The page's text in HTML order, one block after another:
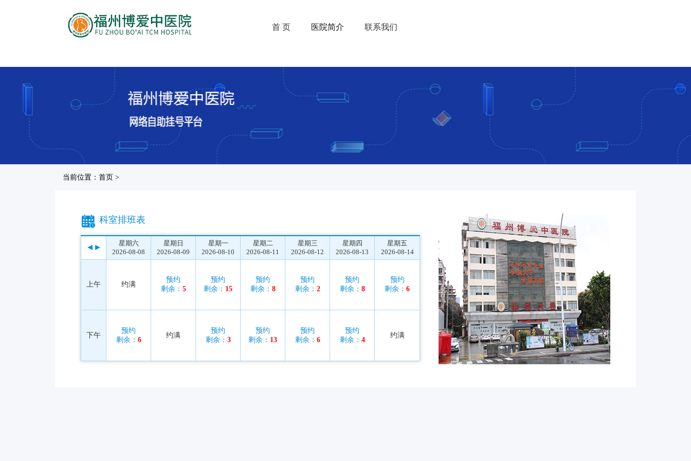
首 页 医院简介 联系我们
当前位置：首页 >
科室排班表
星期六
2026-08-08
星期日
2026-08-09
星期一
2026-08-10
星期二
2026-08-11
星期三
2026-08-12
星期四
2026-08-13
星期五
2026-08-14
上午 约满
预约
剩余： 5
预约
剩余： 15
预约
剩余： 8
预约
剩余： 2
预约
剩余： 8
预约
剩余： 6
下午
预约
剩余： 6
约满
预约
剩余： 3
预约
剩余： 13
预约
剩余： 6
预约
剩余： 4
约满